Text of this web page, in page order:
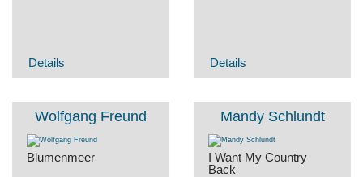
Details Details
Wolfgang Freund
Blumenmeer
Mandy Schlundt
I Want My Country
Back